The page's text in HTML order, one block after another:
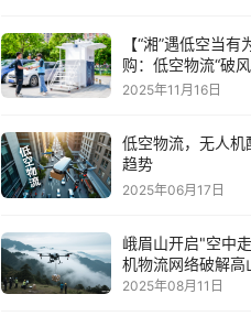
【“湘”遇低空当
购：低空物流“破
2025年11月16日
低空物流，无人机
趋势
2025年06月17日
峨眉山开启"空中
机物流网络破解高
2025年08月11日